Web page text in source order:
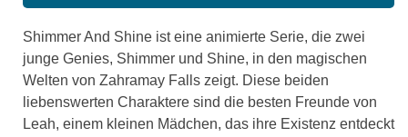
Shimmer And Shine ist eine animierte Serie, die zwei
junge Genies, Shimmer und Shine, in den magischen
Welten von Zahramay Falls zeigt. Diese beiden
liebenswerten Charaktere sind die besten Freunde von
Leah, einem kleinen Mädchen, das ihre Existenz entdeckt